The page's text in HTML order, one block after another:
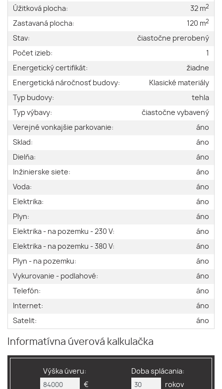
Úžitková plocha:
32 m2
Zastavaná plocha: 120 m2
Stav:
čiastočne prerobený
Počet izieb:
1
Energetický certifikát:
žiadne
Energetická náročnosť budovy:
Klasické materiály
Typ budovy:
tehla
Typ výbavy:
čiastočne vybavený
Verejné vonkajšie parkovanie:
áno
Sklad:
áno
Dielňa:
áno
Inžinierske siete:
áno
Voda:
áno
Elektrika:
áno
Plyn:
áno
Elektrika - na pozemku - 230 V:
áno
Elektrika - na pozemku - 380 V:
áno
Plyn - na pozemku:
áno
Vykurovanie - podlahové:
áno
Telefón:
áno
Internet:
áno
Satelit:
áno
Informatívna úverová kalkulačka
Výška úveru:
€
Doba splácania:
rokov